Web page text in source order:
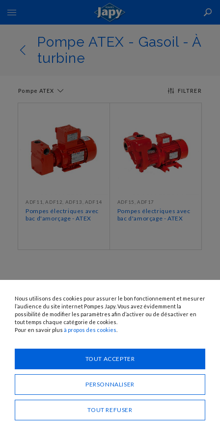
Basculer
la
navigationPompe ATEX - Gasoil - À
turbine
FILTRER
Pompe ATEX
ADF11, ADF12, ADF13, ADF14
Pompes électriques avec
bac d'amorçage - ATEX
ADF15, ADF17
Pompes électriques avec
bac d'amorçage - ATEX
1120 Avenue OEHMICHEN - CS80015 - FR-25460 ÉTUPES
Pompes Japy
Nous utilisons des cookies pour assurer le bon fonctionnement et mesurer
l’audience du site internet Pompes Japy. Vous avez évidemment la
possibilité de modifier les paramètres afin d’activer ou de désactiver en
tout temps chaque catégorie de cookies.
Pour en savoir plus à propos des cookies
TOUT ACCEPTER
PERSONNALISER
TOUT REFUSER